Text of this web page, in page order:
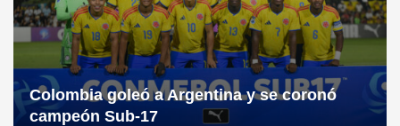
Colombia goleó a Argentina y se coronó
campeón Sub-17